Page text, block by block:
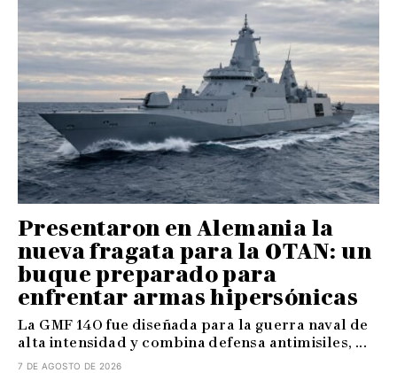
Presentaron en Alemania la
nueva fragata para la OTAN: un
buque preparado para
enfrentar armas hipersónicas
La GMF 140 fue diseñada para la guerra naval de
alta intensidad y combina defensa antimisiles, ...
7 DE AGOSTO DE 2026